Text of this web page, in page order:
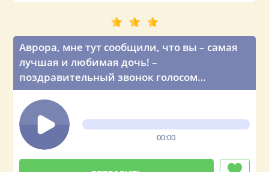
Аврора, мне тут сообщили, что вы – самая
лучшая и любимая дочь! –
поздравительный звонок голосом
Владимира Путина
00:00